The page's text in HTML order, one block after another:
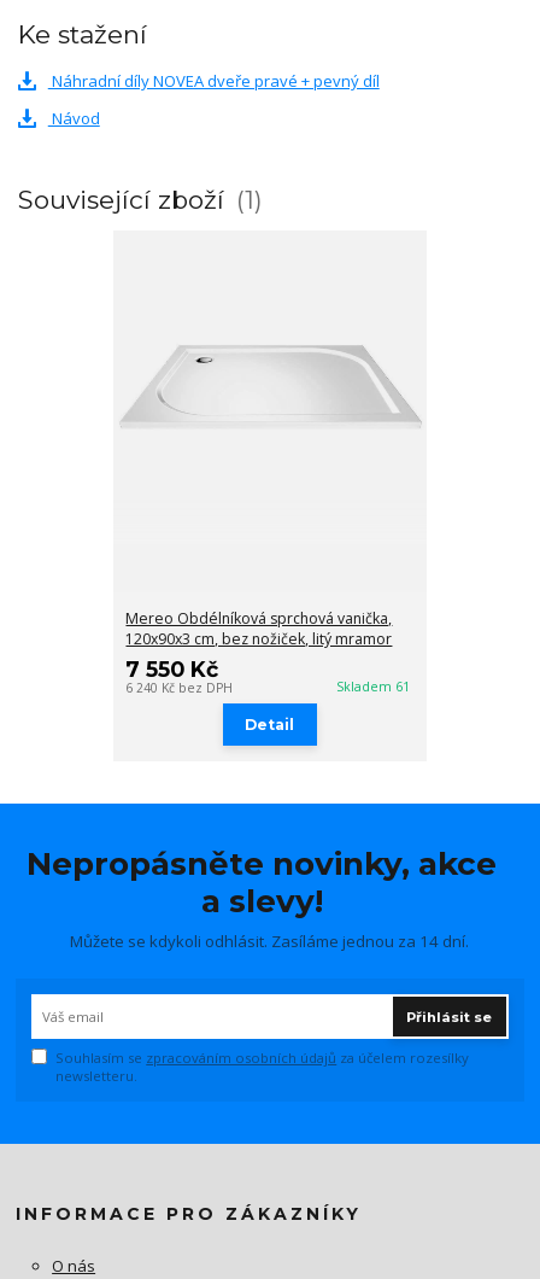
Ke stažení
Náhradní díly NOVEA dveře pravé + pevný díl
Návod
Související zboží 1
Mereo Obdélníková sprchová vanička,
120x90x3 cm, bez nožiček, litý mramor
7 550 Kč
6 240 Kč bez DPH Skladem 61
Detail
Nepropásněte novinky, akce
a slevy!
Můžete se kdykoli odhlásit. Zasíláme jednou za 14 dní.
Přihlásit se
Souhlasím se zpracováním osobních údajů za účelem rozesílky
newsletteru.
INFORMACE PRO ZÁKAZNÍKY
O nás